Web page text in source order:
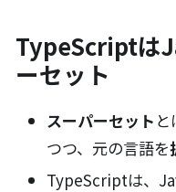
TypeScriptは
ーセット
スーパーセット
つつ、元の言語を
TypeScriptは、